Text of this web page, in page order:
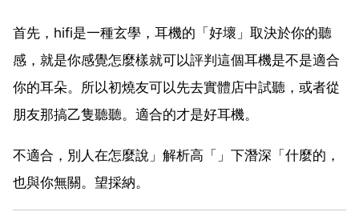
首先，hifi是一種玄學，耳機的「好壞」取決於你的聽
感，就是你感覺怎麼樣就可以評判這個耳機是不是適合
你的耳朵。所以初燒友可以先去實體店中試聽，或者從
朋友那搞乙隻聽聽。適合的才是好耳機。
不適合，別人在怎麼說」解析高「」下潛深「什麼的，
也與你無關。望採納。